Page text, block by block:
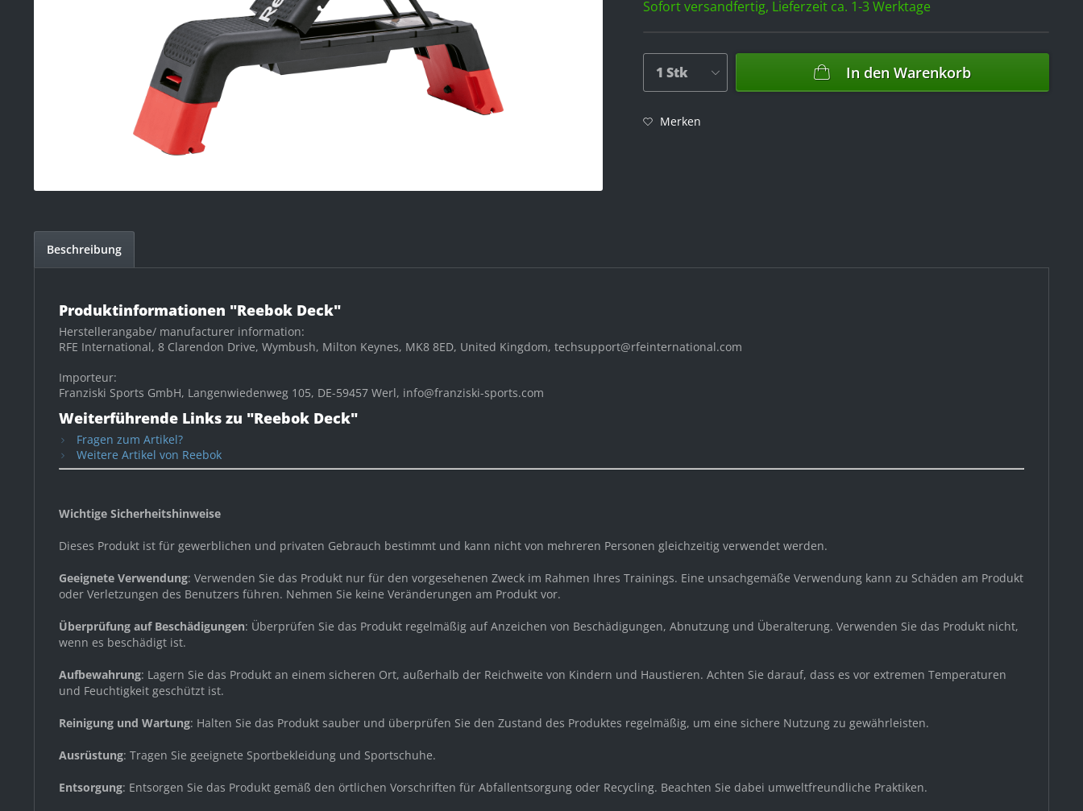
Sofort versandfertig, Lieferzeit ca. 1-3 Werktage
In den Warenkorb
Merken
Beschreibung
Produktinformationen "Reebok Deck"
Herstellerangabe/ manufacturer information:
RFE International, 8 Clarendon Drive, Wymbush, Milton Keynes, MK8 8ED, United Kingdom, techsupport@rfeinternational.com
Importeur:
Franziski Sports GmbH, Langenwiedenweg 105, DE-59457 Werl, info@franziski-sports.com
Weiterführende Links zu "Reebok Deck"
Fragen zum Artikel?
Weitere Artikel von Reebok
Wichtige Sicherheitshinweise
Dieses Produkt ist für gewerblichen und privaten Gebrauch bestimmt und kann nicht von mehreren Personen gleichzeitig verwendet werden.
Geeignete Verwendung: Verwenden Sie das Produkt nur für den vorgesehenen Zweck im Rahmen Ihres Trainings. Eine unsachgemäße Verwendung kann zu Schäden am Produkt
oder Verletzungen des Benutzers führen. Nehmen Sie keine Veränderungen am Produkt vor.
Überprüfung auf Beschädigungen: Überprüfen Sie das Produkt regelmäßig auf Anzeichen von Beschädigungen, Abnutzung und Überalterung. Verwenden Sie das Produkt nicht,
wenn es beschädigt ist.
Aufbewahrung: Lagern Sie das Produkt an einem sicheren Ort, außerhalb der Reichweite von Kindern und Haustieren. Achten Sie darauf, dass es vor extremen Temperaturen
und Feuchtigkeit geschützt ist.
Reinigung und Wartung: Halten Sie das Produkt sauber und überprüfen Sie den Zustand des Produktes regelmäßig, um eine sichere Nutzung zu gewährleisten.
Ausrüstung: Tragen Sie geeignete Sportbekleidung und Sportschuhe.
Entsorgung: Entsorgen Sie das Produkt gemäß den örtlichen Vorschriften für Abfallentsorgung oder Recycling. Beachten Sie dabei umweltfreundliche Praktiken.